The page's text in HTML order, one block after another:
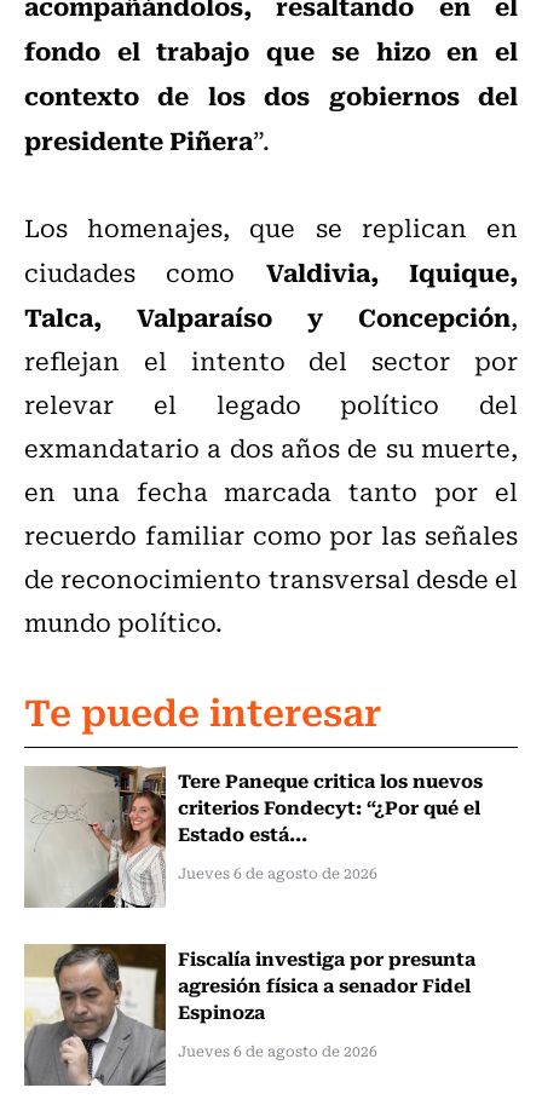
fondo el trabajo que se hizo en el
contexto de los dos gobiernos del
presidente Piñera”.
Los homenajes, que se replican en
ciudades como Valdivia, Iquique,
Talca, Valparaíso y Concepción,
reflejan el intento del sector por
relevar el legado político del
exmandatario a dos años de su muerte,
en una fecha marcada tanto por el
recuerdo familiar como por las señales
de reconocimiento transversal desde el
mundo político.
Te puede interesar
Tere Paneque critica los nuevos
criterios Fondecyt: “¿Por qué el
Estado está...
Jueves 6 de agosto de 2026
Fiscalía investiga por presunta
agresión física a senador Fidel
Espinoza
Jueves 6 de agosto de 2026